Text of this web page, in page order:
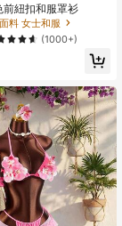
紐扣和服罩衫
面料 女士和服
(1000+)